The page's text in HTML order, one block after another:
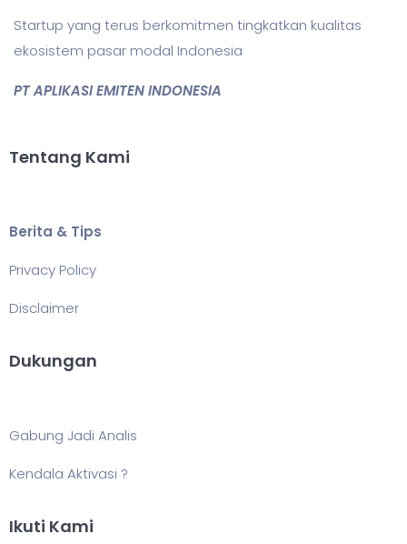
Startup yang terus berkomitmen tingkatkan kualitas
ekosistem pasar modal Indonesia
PT APLIKASI EMITEN INDONESIA
Tentang Kami
Berita & Tips
Privacy Policy
Disclaimer
Dukungan
Gabung Jadi Analis
Kendala Aktivasi ?
Ikuti Kami